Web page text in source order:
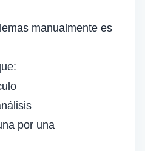
manualmente es
por una